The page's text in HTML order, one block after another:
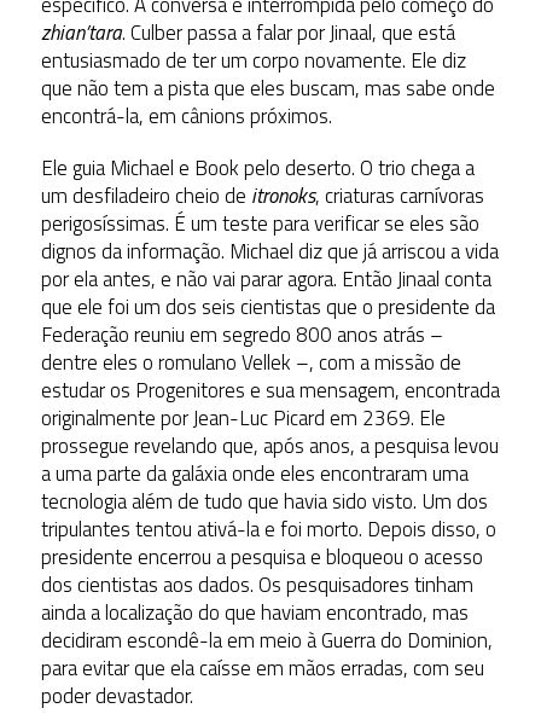
zhian’tara. Culber passa a falar por Jinaal, que está
entusiasmado de ter um corpo novamente. Ele diz
que não tem a pista que eles buscam, mas sabe onde
encontrá-la, em cânions próximos.
Ele guia Michael e Book pelo deserto. O trio chega a
um desfiladeiro cheio de itronoks, criaturas carnívoras
perigosíssimas. É um teste para verificar se eles são
dignos da informação. Michael diz que já arriscou a vida
por ela antes, e não vai parar agora. Então Jinaal conta
que ele foi um dos seis cientistas que o presidente da
Federação reuniu em segredo 800 anos atrás –
dentre eles o romulano Vellek –, com a missão de
estudar os Progenitores e sua mensagem, encontrada
originalmente por Jean-Luc Picard em 2369. Ele
prossegue revelando que, após anos, a pesquisa levou
a uma parte da galáxia onde eles encontraram uma
tecnologia além de tudo que havia sido visto. Um dos
tripulantes tentou ativá-la e foi morto. Depois disso, o
presidente encerrou a pesquisa e bloqueou o acesso
dos cientistas aos dados. Os pesquisadores tinham
ainda a localização do que haviam encontrado, mas
decidiram escondê-la em meio à Guerra do Dominion,
para evitar que ela caísse em mãos erradas, com seu
poder devastador.